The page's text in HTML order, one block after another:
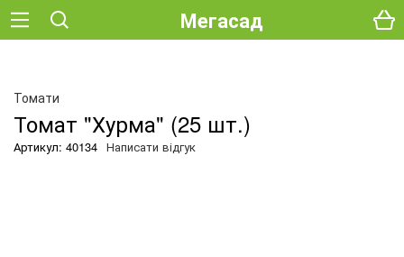
Мегасад
Томати
Томат "Хурма" (25 шт.)
Артикул: 40134 Написати відгук